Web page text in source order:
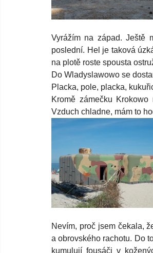
Vyrážím na západ. Ještě
poslední. Hel je taková
na plotě roste spousta
Do Wladyslawowo se
Placka, pole, placka,
Kromě zámečku
Vzduch chladne, mám to
Nevím, proč jsem čekala,
a obrovského rachotu. Do
kumulují fousáči v